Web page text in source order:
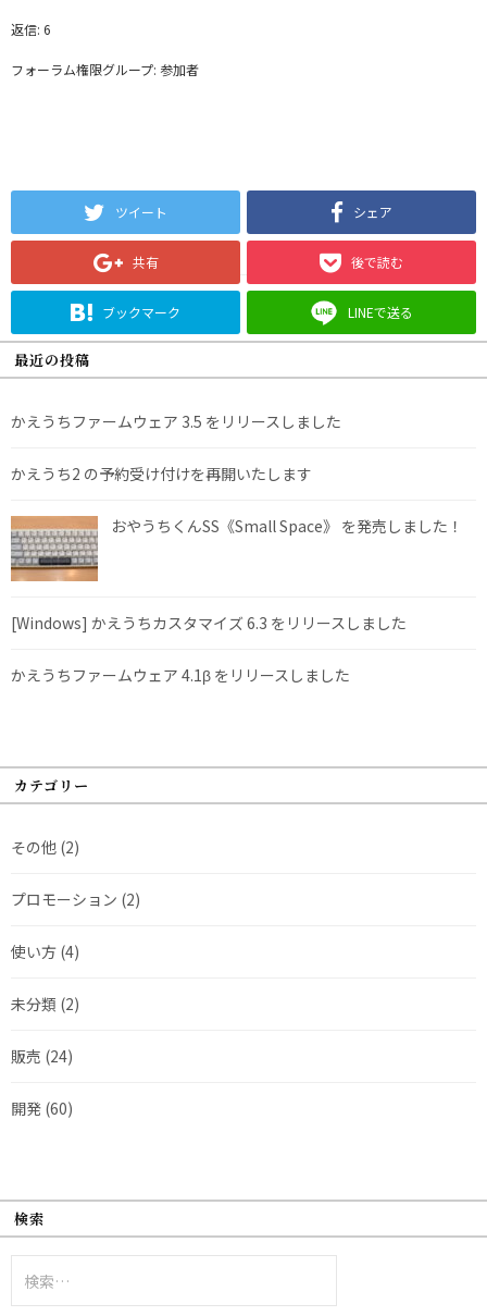
返信: 6
フォーラム権限グループ: 参加者
ツイート シェア
共有 後で読む
ブックマーク LINEで送る
最近の投稿
かえうちファームウェア 3.5 をリリースしました
かえうち2 の予約受け付けを再開いたします
おやうちくんSS《Small Space》 を発売しました！
[Windows] かえうちカスタマイズ 6.3 をリリースしました
かえうちファームウェア 4.1β をリリースしました
カテゴリー
その他 (2)
プロモーション (2)
使い方 (4)
未分類 (2)
販売 (24)
開発 (60)
検索
索: